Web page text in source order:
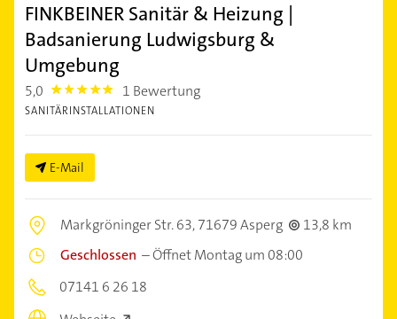
FINKBEINER Sanitär & Heizung |
Badsanierung Ludwigsburg &
Umgebung
5,0 5.0 1 Bewertung
SANITÄRINSTALLATIONEN
E-Mail
Markgröninger Str. 63,71679 Asperg
13,8 km
Geschlossen –Öffnet Montag um 08:00
07141 6 26 18